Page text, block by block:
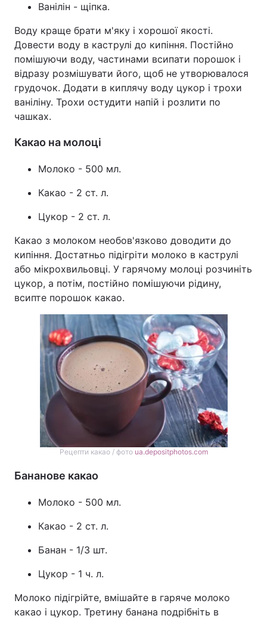
Ванілін - щіпка.
Воду краще брати м'яку і хорошої якості.
Довести воду в каструлі до кипіння. Постійно
помішуючи воду, частинами всипати порошок і
відразу розмішувати його, щоб не утворювалося
грудочок. Додати в киплячу воду цукор і трохи
ваніліну. Трохи остудити напій і розлити по
чашках.
Какао на молоці
Молоко - 500 мл.
Какао - 2 ст. л.
Цукор - 2 ст. л.
Какао з молоком необов'язково доводити до
кипіння. Достатньо підігріти молоко в каструлі
або мікрохвильовці. У гарячому молоці розчиніть
цукор, а потім, постійно помішуючи рідину,
всипте порошок какао.
Рецепти какао / фото ua.depositphotos.com
Бананове какао
Молоко - 500 мл.
Какао - 2 ст. л.
Банан - 1/3 шт.
Цукор - 1 ч. л.
Молоко підігрійте, вмішайте в гаряче молоко
какао і цукор. Третину банана подрібніть в